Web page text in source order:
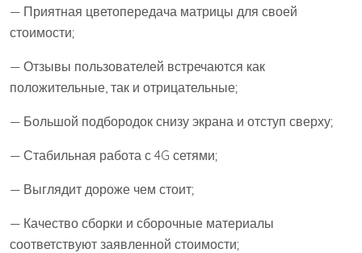
— Приятная цветопередача матрицы для своей
стоимости;
— Отзывы пользователей встречаются как
положительные, так и отрицательные;
— Большой подбородок снизу экрана и отступ сверху;
— Стабильная работа с 4G сетями;
— Выглядит дороже чем стоит;
— Качество сборки и сборочные материалы
соответствуют заявленной стоимости;